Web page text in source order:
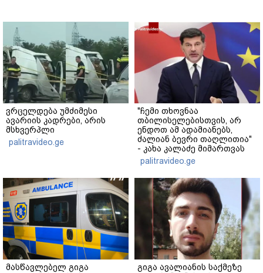
ვრცელდება უმძიმესი
ავარიის კადრები, არის
მსხვერპლი
palitravideo.ge
"ჩემი თხოვნაა
თბილისელებისთვის, არ
ენდოთ ამ ადამიანებს,
ძალიან ბევრი თაღლითია"
- კახა კალაძე მიმართვას
ავრცელებს
palitravideo.ge
მასწავლებელ გიგა
გიგა ავალიანის საქმეზე